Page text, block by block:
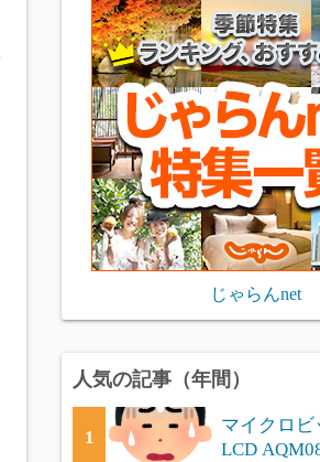
じゃらんnet
人気の記事（年間）
1
マイクロビ
LCD